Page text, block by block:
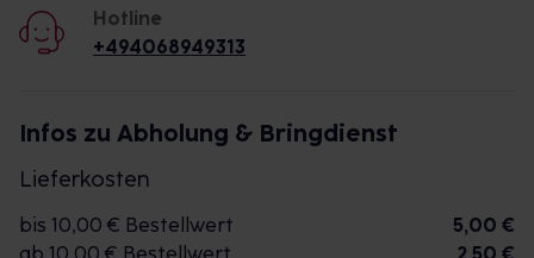
Hotline
+494068949313
Infos zu Abholung & Bringdienst
Lieferkosten
bis 10,00 € Bestellwert
5,00 €